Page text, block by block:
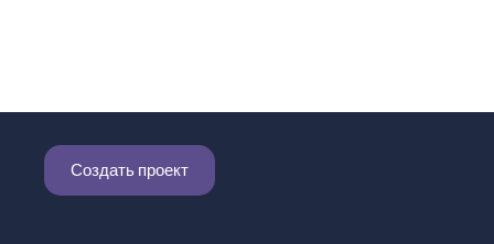
Создать проект